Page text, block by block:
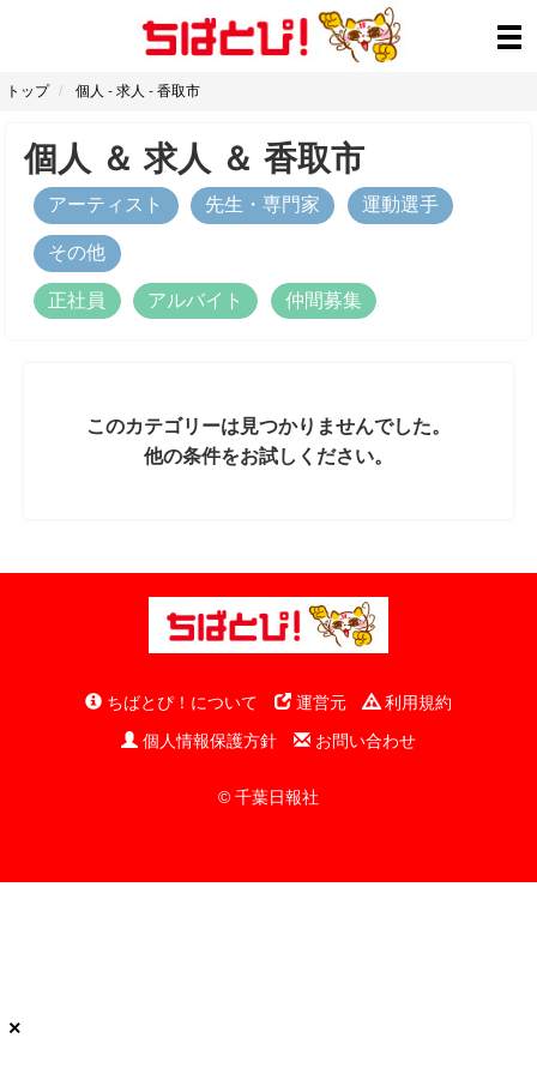
トップ 個人 - 求人 - 香取市
個人 ＆求人 ＆ 香取市
アーティスト 先生・専門家 運動選手
その他
正社員 アルバイト 仲間募集
このカテゴリーは見つかりませんでした。
他の条件をお試しください。
ちばとぴ！について 運営元
利用規約
個人情報保護方針
お問い合わせ
© 千葉日報社
×